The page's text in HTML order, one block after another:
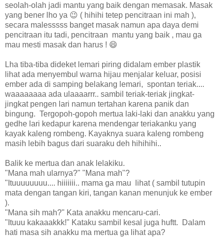
seolah-olah jadi mantu yang baik dengan memasak. Masak
yang bener lho ya 😉 ( hihihi tetep pencitraan ini mah ),
secara malesssss banget masak namun apa daya demi
pencitraan itu tadi, pencitraan mantu yang baik , mau ga
mau mesti masak dan harus ! 😄
Lha tiba-tiba dideket lemari piring didalam ember plastik
lihat ada menyembul warna hijau menjalar keluar, posisi
ember ada di samping belakang lemari, spontan teriak....
waaaaaaaa ada ulaaaarrr.. sambil teriak-teriak jingkat-
jingkat pengen lari namun tertahan karena panik dan
bingung. Tergopoh-gopoh mertua laki-laki dan anakku yang
gedhe lari kedapur karena mendengar teriakanku yang
kayak kaleng rombeng. Kayaknya suara kaleng rombeng
masih lebih bagus dari suaraku deh hihihihi..
Balik ke mertua dan anak lelakiku.
"Mana mah ularnya?" "Mana mah"?
"Ituuuuuuuu.... hiiiiiii.. mama ga mau lihat ( sambil tutupin
mata dengan tangan kiri, tangan kanan menunjuk ke ember
).
"Mana sih mah?" Kata anakku mencaru-cari.
"Ituuu kakaaakkk!" Kataku sambil kesal juga huftt. Dalam
hati masa sih anakku ma mertua ga lihat apa?